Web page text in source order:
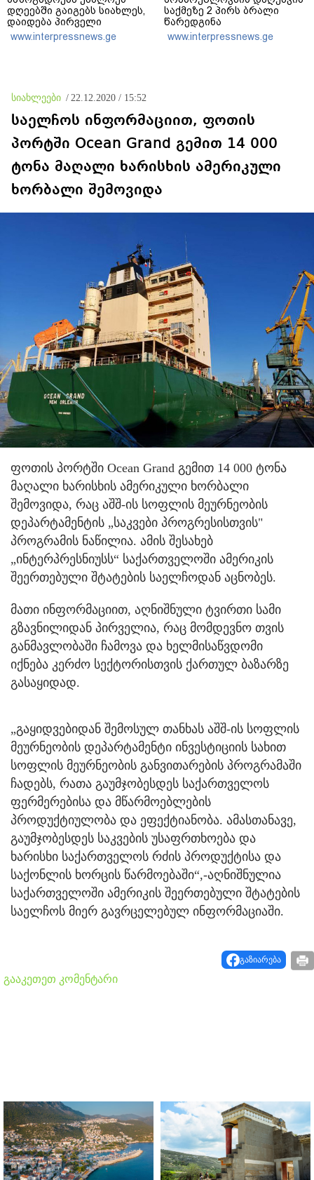
დღეებში გაიგებს სიახლეს,
დაიდება პირველი
მნიშვნელოვანი შედეგი და
ოფიციალურად ცნობენ
www.interpressnews.ge
საქმეზე 2 პირს ბრალი
წარედგინა
www.interpressnews.ge
სიახლეები / 22.12.2020 / 15:52
საელჩოს ინფორმაციით, ფოთის
პორტში Ocean Grand გემით 14 000
ტონა მაღალი ხარისხის ამერიკული
ხორბალი შემოვიდა
ფოთის პორტში Ocean Grand გემით 14 000 ტონა
მაღალი ხარისხის ამერიკული ხორბალი
შემოვიდა, რაც აშშ-ის სოფლის მეურნეობის
დეპარტამენტის „საკვები პროგრესისთვის"
პროგრამის ნაწილია. ამის შესახებ
„ინტერპრესნიუსს“ საქართველოში ამერიკის
შეერთებული შტატების საელჩოდან აცნობეს.
მათი ინფორმაციით, აღნიშნული ტვირთი სამი
გზავნილიდან პირველია, რაც მომდევნო თვის
განმავლობაში ჩამოვა და ხელმისაწვდომი
იქნება კერძო სექტორისთვის ქართულ ბაზარზე
გასაყიდად.
„გაყიდვებიდან შემოსულ თანხას აშშ-ის სოფლის
მეურნეობის დეპარტამენტი ინვესტიციის სახით
სოფლის მეურნეობის განვითარების პროგრამაში
ჩადებს, რათა გაუმჯობესდეს საქართველოს
ფერმერებისა და მწარმოებლების
პროდუქტიულობა და ეფექტიანობა. ამასთანავე,
გაუმჯობესდეს საკვების უსაფრთხოება და
ხარისხი საქართველოს რძის პროდუქტისა და
საქონლის ხორცის წარმოებაში“,-აღნიშნულია
საქართველოში ამერიკის შეერთებული შტატების
საელჩოს მიერ გავრცელებულ ინფორმაციაში.
გაზიარება
გააკეთეთ კომენტარი